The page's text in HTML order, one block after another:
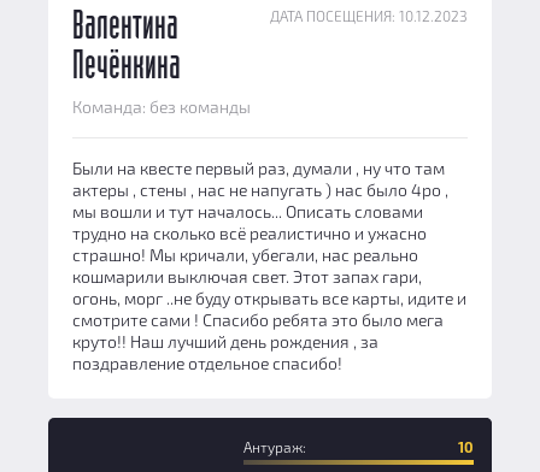
ДАТА ПОСЕЩЕНИЯ: 10.12.2023
Валентина
Печёнкина
Команда: без команды
Были на квесте первый раз, думали , ну что там
актеры , стены , нас не напугать ) нас было 4ро ,
мы вошли и тут началось... Описать словами
трудно на сколько всё реалистично и ужасно
страшно! Мы кричали, убегали, нас реально
кошмарили выключая свет. Этот запах гари,
огонь, морг ..не буду открывать все карты, идите и
смотрите сами ! Спасибо ребята это было мега
круто!! Наш лучший день рождения , за
поздравление отдельное спасибо!
Антураж: 10